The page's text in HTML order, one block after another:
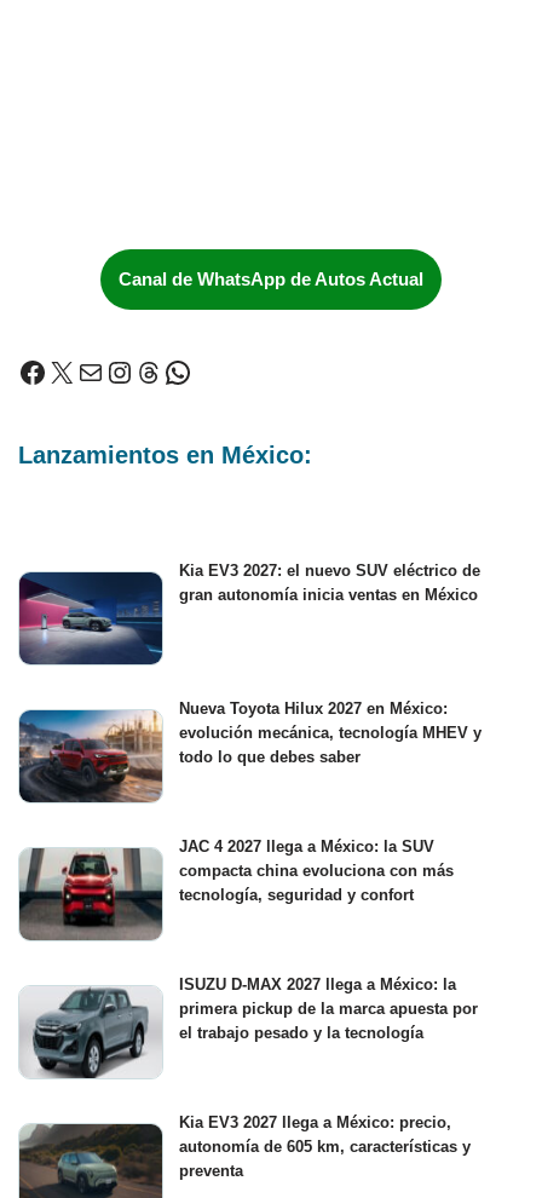
Canal de WhatsApp de Autos Actual
Lanzamientos en México:
Kia EV3 2027: el nuevo SUV eléctrico de
gran autonomía inicia ventas en México
Nueva Toyota Hilux 2027 en México:
evolución mecánica, tecnología MHEV y
todo lo que debes saber
JAC 4 2027 llega a México: la SUV
compacta china evoluciona con más
tecnología, seguridad y confort
ISUZU D-MAX 2027 llega a México: la
primera pickup de la marca apuesta por
el trabajo pesado y la tecnología
Kia EV3 2027 llega a México: precio,
autonomía de 605 km, características y
preventa